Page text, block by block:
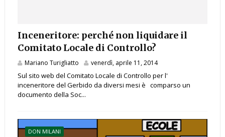
Inceneritore: perché non liquidare il
Comitato Locale di Controllo?
Mariano Turigliatto venerdì, aprile 11, 2014
Sul sito web del Comitato Locale di Controllo per l'
inceneritore del Gerbido da diversi mesi è comparso un
documento della Soc...
DON MILANI